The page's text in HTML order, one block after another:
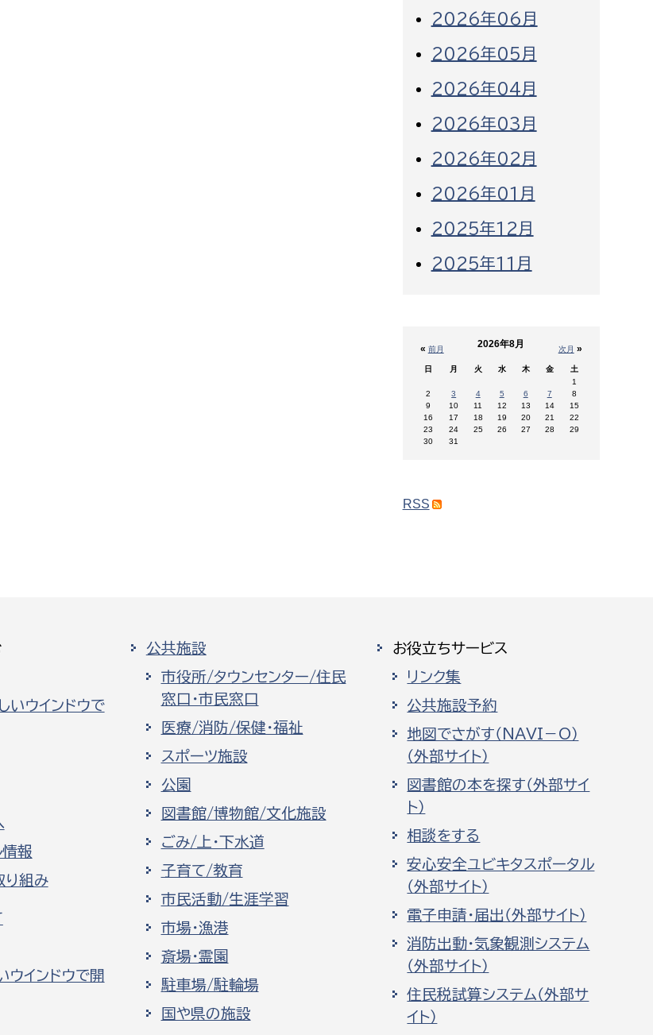
2026年06月
2026年05月
2026年04月
2026年03月
2026年02月
2026年01月
2025年12月
2025年11月
« 前月 次月 »
2026年8月
日 月 火 水 木 金
土
1
2
3 4 5 6 7
8
9
10 11 12 13 14
15
16
17 18 19 20 21
22
23
24 25 26 27 28
29
30
31
RSS
いウインドウで
報
り組み
ウインドウで開
公共施設
市役所/タウンセンター/住民
窓口・市民窓口
医療/消防/保健・福祉
スポーツ施設
公園
図書館/博物館/文化施設
ごみ/上・下水道
子育て/教育
市民活動/生涯学習
市場・漁港
斎場・霊園
駐車場/駐輪場
国や県の施設
お役立ちサービス
リンク集
公共施設予約
地図でさがす（NAVI－O）
（外部サイト）
図書館の本を探す（外部サイ
ト）
相談をする
安心安全ユビキタスポータル
（外部サイト）
電子申請・届出（外部サイト）
消防出動・気象観測システム
（外部サイト）
住民税試算システム（外部サ
イト）